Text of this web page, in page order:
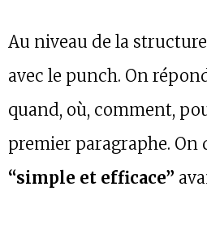
Au niveau de la
avec le punch. On
quand, où, comment,
premier paragraphe. On
“simple et efficace”